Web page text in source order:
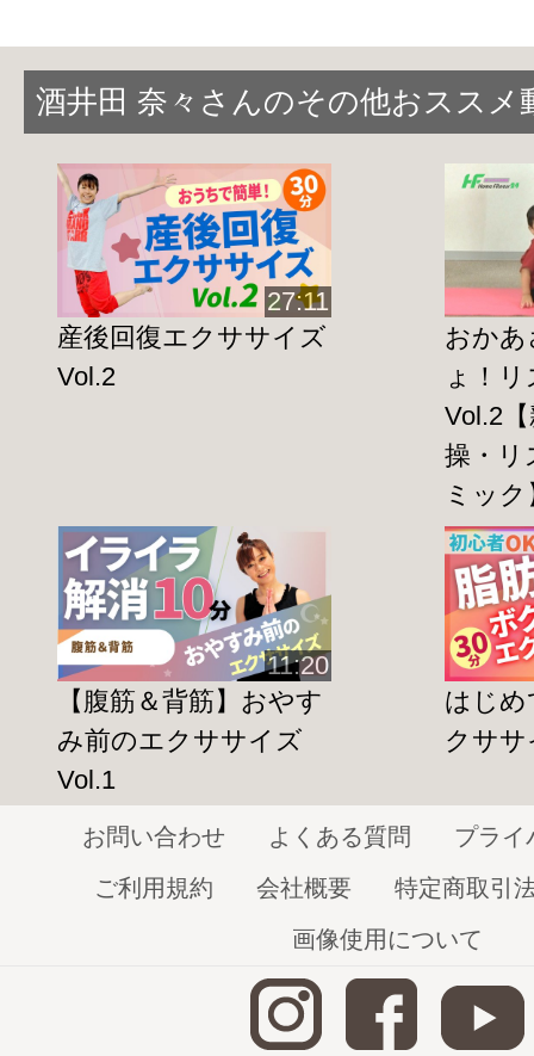
背骨や骨盤の 歪みを調整しながらリン
節周辺をほぐし、足のむくみを取り除
また肩甲骨を動かすことは、
冷えの改善
礎代謝の向上にもつながります。
猫背や反り腰の方は、一点に負担がか
腰痛や肩こり を引き起こす原因と
また猫背により内臓器官が押しつぶさ
もちろん姿勢を美しくすることで、 見
呼吸とともに股関節周辺を動かして、
リンパの流れを促し、むくみをスッキ
「運動不足は分かっているけど自分に
方におすすめの短時間エクササイズで
YouTubeのダイジェスト動画はこちら
酒井田 奈々さんのその他おススメ
27:11
産後回復エクササイズ
Vol.2
おか
ょ！
Vol.2
操・リ
ミック
11:20
【腹筋＆背筋】おやす
み前のエクササイズ
Vol.1
はじ
クササ
お問い合わせ よくある質問
プライ
ご利用規約
会社概要
特定商取引
画像使用について